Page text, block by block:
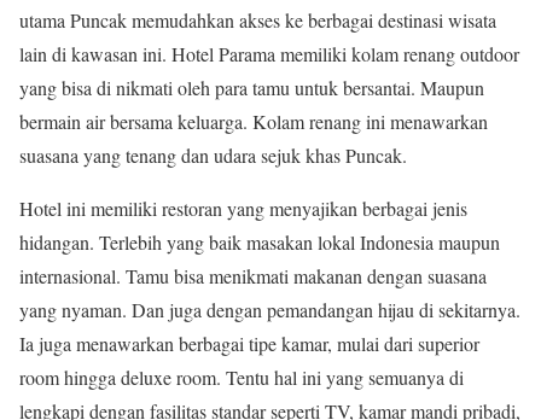
utama Puncak memudahkan akses ke berbagai destinasi wisata
lain di kawasan ini. Hotel Parama memiliki kolam renang outdoor
yang bisa di nikmati oleh para tamu untuk bersantai. Maupun
bermain air bersama keluarga. Kolam renang ini menawarkan
suasana yang tenang dan udara sejuk khas Puncak.
Hotel ini memiliki restoran yang menyajikan berbagai jenis
hidangan. Terlebih yang baik masakan lokal Indonesia maupun
internasional. Tamu bisa menikmati makanan dengan suasana
yang nyaman. Dan juga dengan pemandangan hijau di sekitarnya.
Ia juga menawarkan berbagai tipe kamar, mulai dari superior
room hingga deluxe room. Tentu hal ini yang semuanya di
lengkapi dengan fasilitas standar seperti TV, kamar mandi pribadi,